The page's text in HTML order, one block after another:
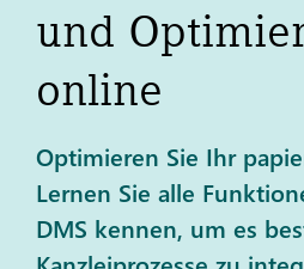
und
online
Optimieren Sie Ihr
Lernen Sie alle
DMS kennen, um es